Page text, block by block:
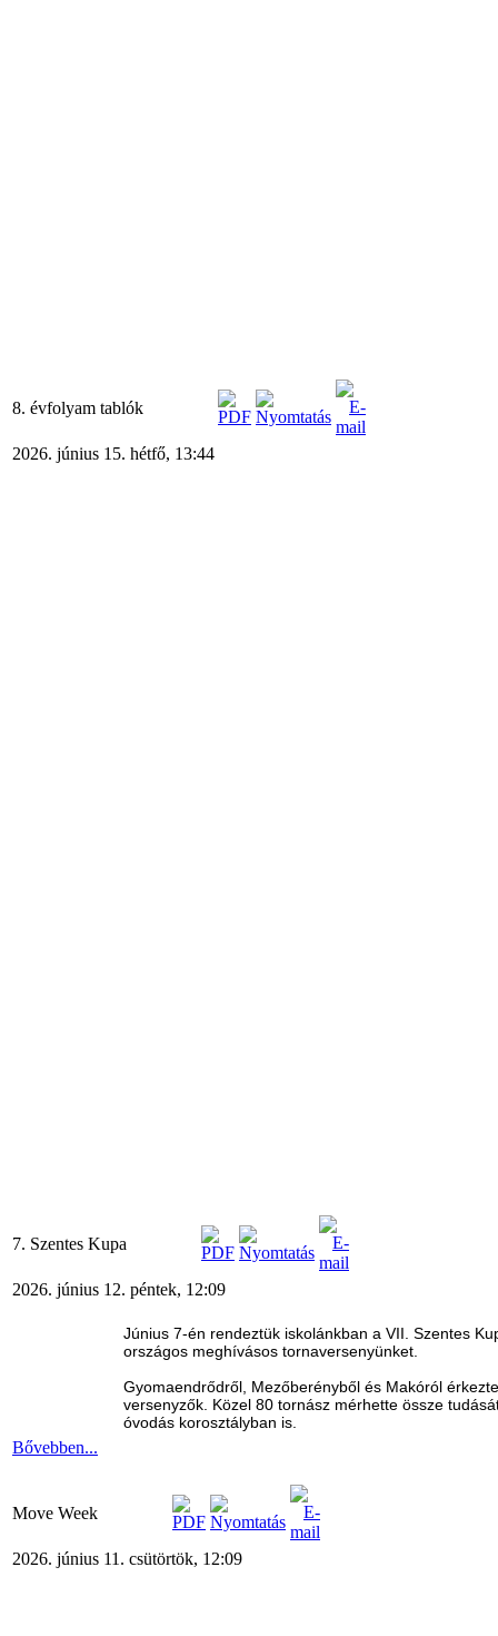
8. évfolyam tablók
2026. június 15. hétfő, 13:44
7. Szentes Kupa
2026. június 12. péntek, 12:09
Június 7-én rendeztük iskolánkban a VII. Szentes
országos meghívásos tornaversenyünket.
Gyomaendrődről, Mezőberényből és Makóról
versenyzők. Közel 80 tornász mérhette össze
óvodás korosztályban is.
Bővebben...
Move Week
2026. június 11. csütörtök, 12:09